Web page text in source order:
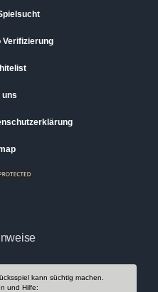
Verifizierung
uns
kann süchtig machen.
und Hilfe: